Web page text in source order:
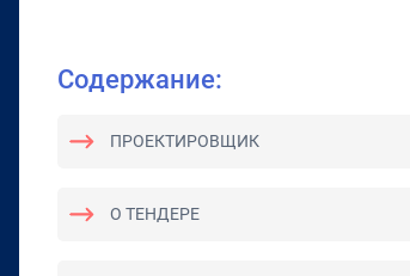
Содержание:
ПРОЕКТИРОВЩИК
О ТЕНДЕРЕ